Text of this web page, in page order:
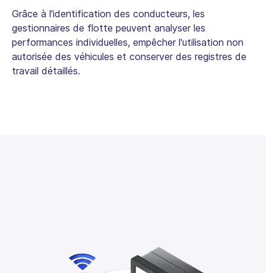
Grâce à l'identification des conducteurs, les
gestionnaires de flotte peuvent analyser les
performances individuelles, empêcher l'utilisation non
autorisée des véhicules et conserver des registres de
travail détaillés.